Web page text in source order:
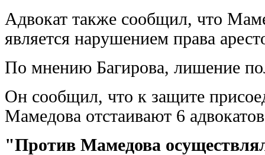
Адвокат также сообщил, что
является нарушением права
По мнению Багирова, лишение
Он сообщил, что к защите
Мамедова отстаивают 6
"Против Мамедова